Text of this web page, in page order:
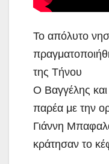
Το απόλυτο
της Τήνου
Ο Βαγγέλης
παρέα με την
Γιάννη
κράτησαν το